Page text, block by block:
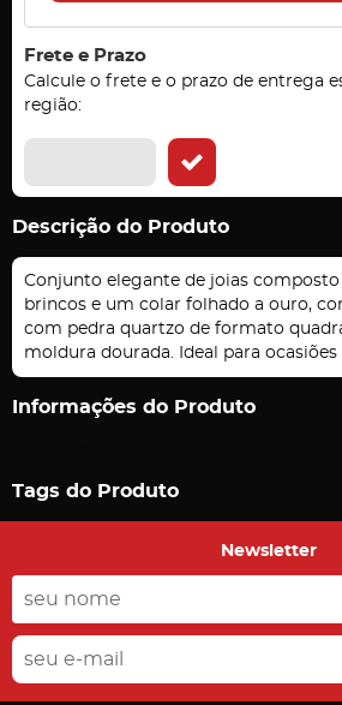
Frete e Prazo
Calcule o frete e o prazo de entrega
região:
Descrição do Produto
Conjunto elegante de joias
brincos e um colar folhado a ouro,
com pedra quartzo de formato
moldura dourada. Ideal para
Informações do Produto
Tags do Produto
Newsletter